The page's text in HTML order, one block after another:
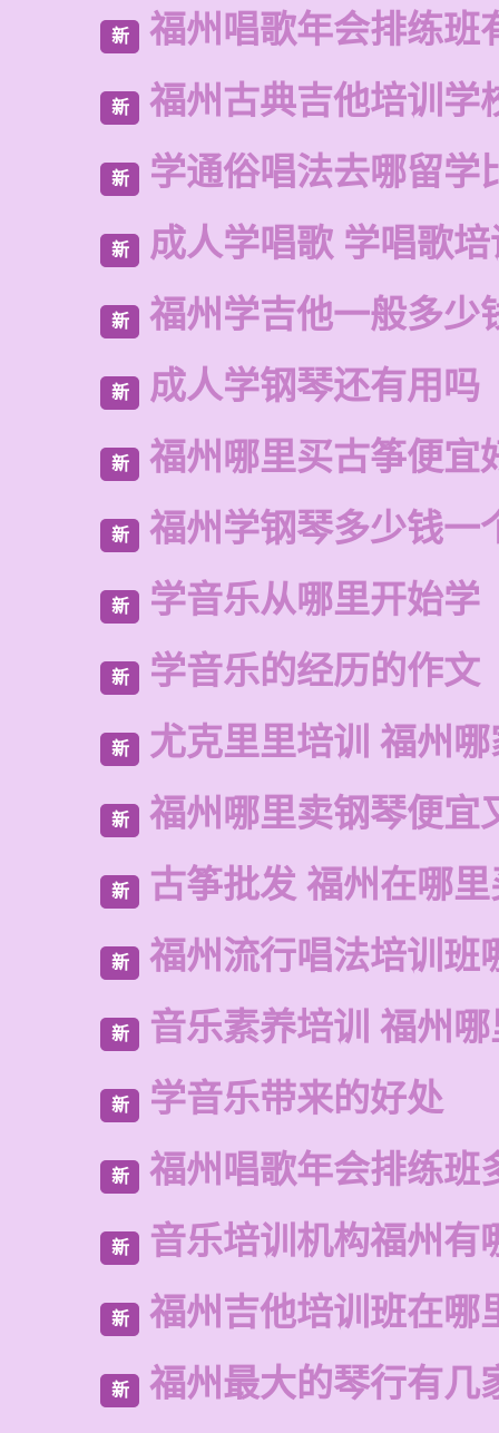
新 福州唱歌年会排练班
新 福州古典吉他培训学
新 学通俗唱法去哪留学
新 成人学唱歌 学唱歌培
新 福州学吉他一般多少
新 成人学钢琴还有用吗
新 福州哪里买古筝便宜
新 福州学钢琴多少钱一
新 学音乐从哪里开始学
新 学音乐的经历的作文
新 尤克里里培训 福州
新 福州哪里卖钢琴便宜
新 古筝批发 福州在哪
新 福州流行唱法培训班
新 音乐素养培训 福州
新 学音乐带来的好处
新 福州唱歌年会排练班
新 音乐培训机构福州有
新 福州吉他培训班在哪
新 福州最大的琴行有几